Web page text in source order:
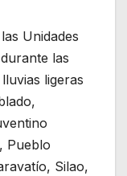
Unidades
las
ligeras
Pueblo
Silao,